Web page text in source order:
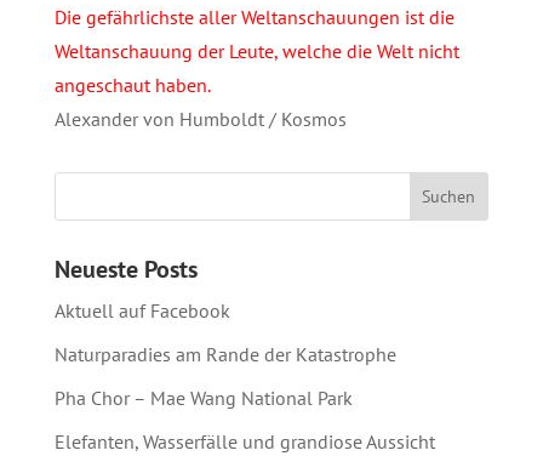
Die gefährlichste aller Weltanschauungen ist die
Weltanschauung der Leute, welche die Welt nicht
angeschaut haben.
Alexander von Humboldt / Kosmos
Neueste Posts
Aktuell auf Facebook
Naturparadies am Rande der Katastrophe
Pha Chor – Mae Wang National Park
Elefanten, Wasserfälle und grandiose Aussicht